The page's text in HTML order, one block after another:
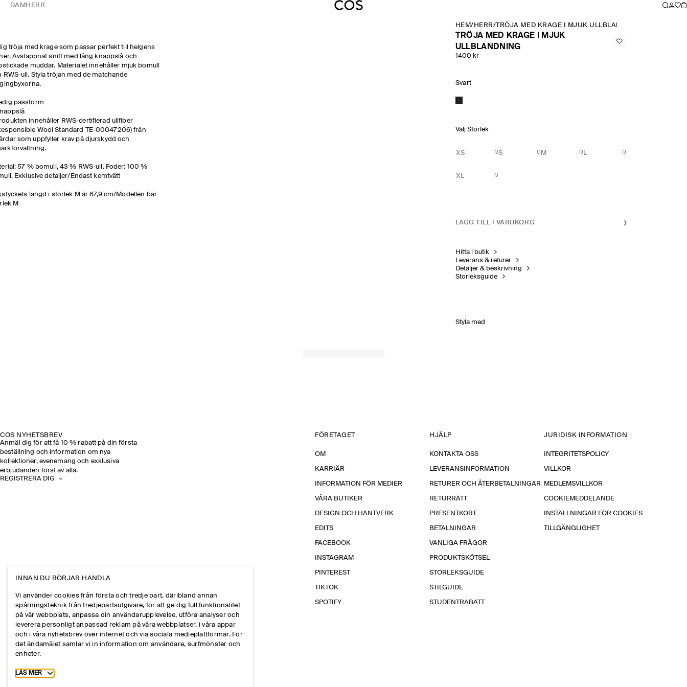
DAM HERR
tröja med krage som passar perfekt till helgens
Avslappnat snitt med lång knappslå och
muddar. Materialet innehåller mjuk bomull
RWS-ull. Styla tröjan med de matchande
passform
innehåller RWS-certifierad ullfiber
Wool Standard TE-00047206) från
som uppfyller krav på djurskydd och
57 % bomull, 43 % RWS-ull. Foder: 100 %
Exklusive detaljer/Endast kemtvätt
längd i storlek M är 67,9 cm/Modellen bär
M
HEM/ HERR/TRÖJA MED KRAGE I MJUK ULLBLANDNING
TRÖJA MED KRAGE I MJUK
ULLBLANDNING
1400 kr
Svart
Välj Storlek
XS S M L
XL
LÄGG TILL I VARUKORG
Hitta i butik
Leverans & returer
Detaljer & beskrivning
Storleksguide
Styla med
COS NYHETSBREV
Anmäl dig för att få 10 % rabatt på din första
beställning och information om nya
kollektioner, evenemang och exklusiva
erbjudanden först av alla.
REGISTRERA DIG
FÖRETAGET
OM
KARRIÄR
INFORMATION FÖR MEDIER
VÅRA BUTIKER
DESIGN OCH HANTVERK
EDITS
FACEBOOK
INSTAGRAM
PINTEREST
TIKTOK
SPOTIFY
HJÄLP
KONTAKTA OSS
LEVERANSINFORMATION
RETURER OCH ÅTERBETALNINGAR
RETURRÄTT
PRESENTKORT
BETALNINGAR
VANLIGA FRÅGOR
PRODUKTSKÖTSEL
STORLEKSGUIDE
STILGUIDE
STUDENTRABATT
JURIDISK INFORMATION
INTEGRITETSPOLICY
VILLKOR
MEDLEMSVILLKOR
COOKIEMEDDELANDE
INSTÄLLNINGAR FÖR COOKIES
TILLGÄNGLIGHET
INNAN DU BÖRJAR HANDLA
Vi använder cookies från första och tredje part, däribland annan
spårningsteknik från tredjepartsutgivare, för att ge dig full funktionalitet
på vår webbplats, anpassa din användarupplevelse, utföra analyser och
leverera personligt anpassad reklam på våra webbplatser, i våra appar
och i våra nyhetsbrev över internet och via sociala medieplattformar. För
det ändamålet samlar vi in information om användare, surfmönster och
enheter.
Toggle more cookie information
LÄS MER